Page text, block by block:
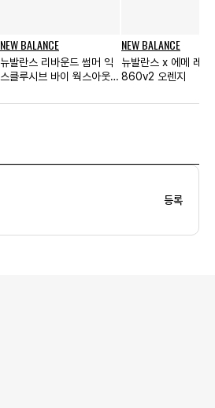
NEW BALANCE
뉴발란스 리바운드 썸머 익
스클루시브 바이 웍스아웃
NEW BALANCE
뉴발란스 x 에메 레온
860v2 오렌지
등록